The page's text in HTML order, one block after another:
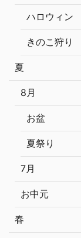
ハロウィン
きのこ狩り
夏
8月
お盆
夏祭り
7月
お中元
春